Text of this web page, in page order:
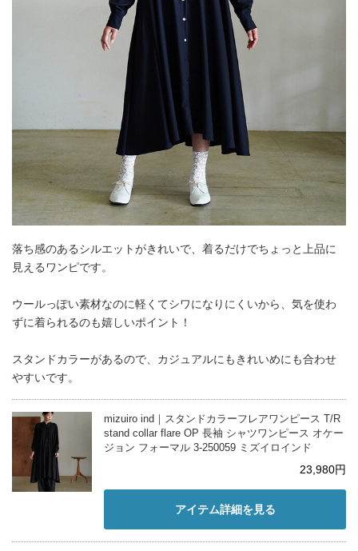
落ち感のあるシルエットがきれいで、着るだけでちょっと上品に
見えるワンピです。
ウールっぽい素材なのに軽くてシワになりにくいから、気を使わ
ずに着られるのも嬉しいポイント！
スタンドカラーがあるので、カジュアルにもきれいめにも合わせ
やすいです。
mizuiro ind｜スタンドカラーフレアワンピース T/R
stand collar flare OP 長袖 シャツワンピース オケー
ジョン フォーマル 3-250059 ミズイロインド
23,980円
アイテム詳細を見る